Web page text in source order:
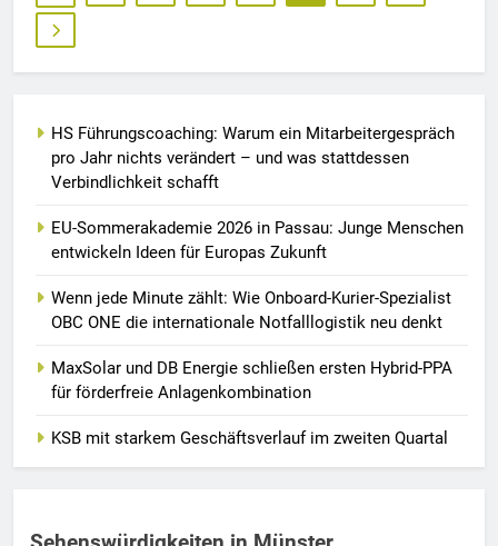
HS Führungscoaching: Warum ein Mitarbeitergespräch
pro Jahr nichts verändert – und was stattdessen
Verbindlichkeit schafft
EU-Sommerakademie 2026 in Passau: Junge Menschen
entwickeln Ideen für Europas Zukunft
Wenn jede Minute zählt: Wie Onboard-Kurier-Spezialist
OBC ONE die internationale Notfalllogistik neu denkt
MaxSolar und DB Energie schließen ersten Hybrid-PPA
für förderfreie Anlagenkombination
KSB mit starkem Geschäftsverlauf im zweiten Quartal